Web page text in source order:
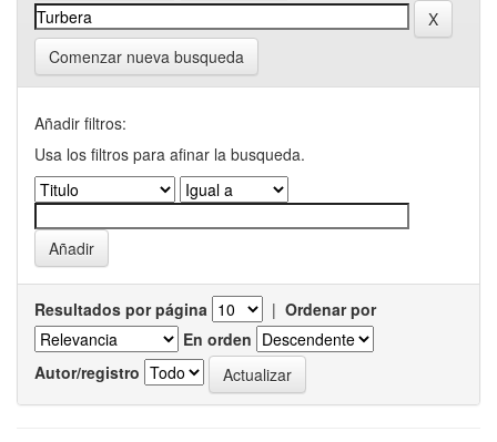
Comenzar nueva busqueda
Añadir filtros:
Usa los filtros para afinar la busqueda.
Resultados por página | Ordenar por
En orden
Autor/registro